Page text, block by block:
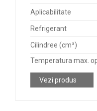
Aplicabilitate
Refrigerant
Cilindree (cm³)
Temperatura max.
Vezi produs